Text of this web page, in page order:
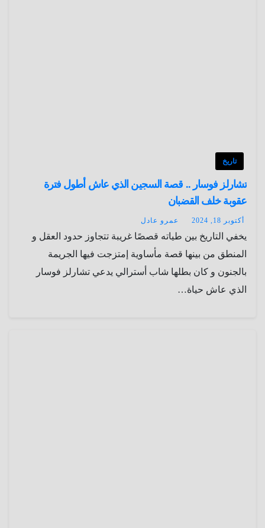
تاريخ
تشارلز فوسار .. قصة السجين الذي عاش أطول فترة
عقوبة خلف القضبان
أكتوبر 18, 2024 عمرو عادل
يخفي التاريخ بين طياته قصصًا غريبة تتجاوز حدود العقل و
المنطق من بينها قصة مأساوية إمتزجت فيها الجريمة
بالجنون و كان بطلها شاب أسترالي يدعي تشارلز فوسار
الذي عاش حياة…